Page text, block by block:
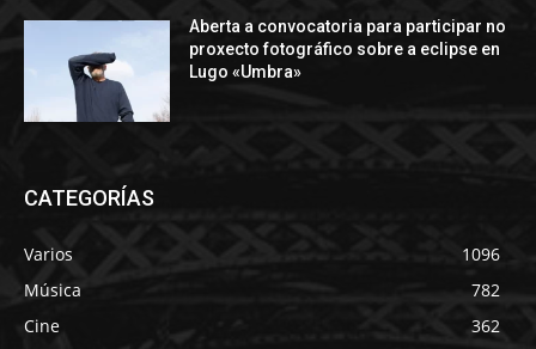
Aberta a convocatoria para participar no
proxecto fotográfico sobre a eclipse en
Lugo «Umbra»
CATEGORÍAS
Varios
1096
Música
782
Cine
362